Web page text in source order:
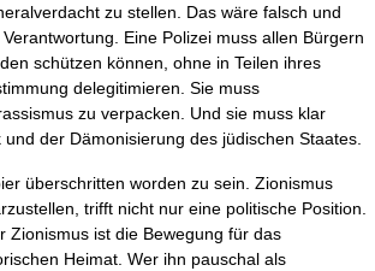
zu stellen. Das wäre falsch und
Eine Polizei muss allen Bürgern
schützen können, ohne in Teilen ihres
delegitimieren. Sie muss
zu verpacken. Und sie muss klar
der Dämonisierung des jüdischen Staates.
überschritten worden zu sein. Zionismus
trifft nicht nur eine politische Position.
Zionismus ist die Bewegung für das
Heimat. Wer ihn pauschal als